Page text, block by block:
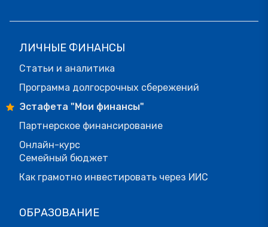
ЛИЧНЫЕ ФИНАНСЫ
Статьи и аналитика
Программа долгосрочных сбережений
Эстафета "Мои финансы"
Партнерское финансирование
Онлайн-курс
Семейный бюджет
Как грамотно инвестировать через ИИС
ОБРАЗОВАНИЕ